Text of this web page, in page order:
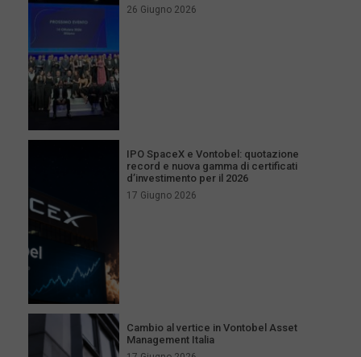
26 Giugno 2026
IPO SpaceX e Vontobel: quotazione
record e nuova gamma di certificati
d’investimento per il 2026
17 Giugno 2026
Cambio al vertice in Vontobel Asset
Management Italia